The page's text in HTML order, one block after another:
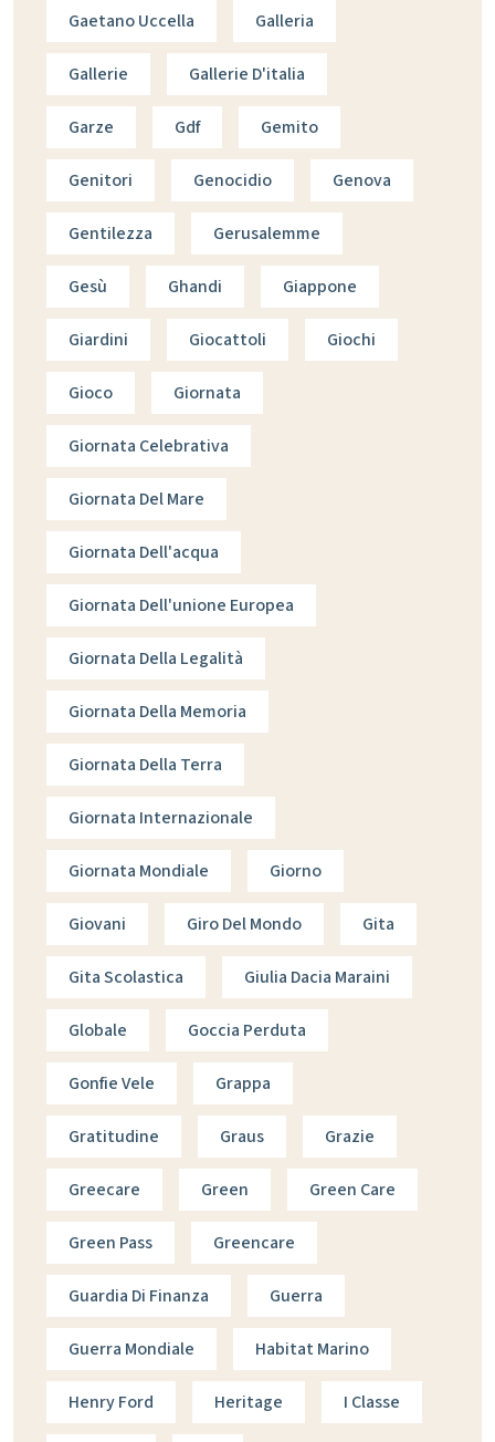
Gaetano Uccella Galleria
Gallerie Gallerie D'italia
Garze Gdf Gemito
Genitori Genocidio Genova
Gentilezza Gerusalemme
Gesù Ghandi Giappone
Giardini Giocattoli Giochi
Gioco Giornata
Giornata Celebrativa
Giornata Del Mare
Giornata Dell'acqua
Giornata Dell'unione Europea
Giornata Della Legalità
Giornata Della Memoria
Giornata Della Terra
Giornata Internazionale
Giornata Mondiale Giorno
Giovani Giro Del Mondo Gita
Gita Scolastica Giulia Dacia Maraini
Globale Goccia Perduta
Gonfie Vele Grappa
Gratitudine Graus Grazie
Greecare Green Green Care
Green Pass Greencare
Guardia Di Finanza Guerra
Guerra Mondiale Habitat Marino
Henry Ford Heritage I Classe